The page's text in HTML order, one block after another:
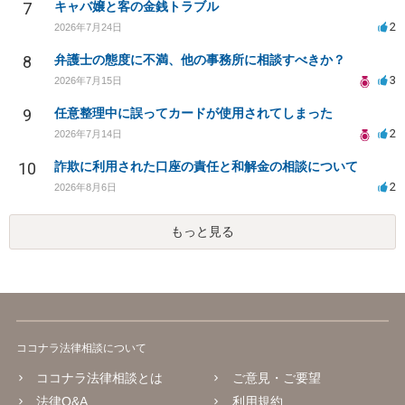
7 キャバ嬢と客の金銭トラブル
2026年7月24日 2
8 弁護士の態度に不満、他の事務所に相談すべきか？
2026年7月15日 3
9 任意整理中に誤ってカードが使用されてしまった
2026年7月14日 2
10 詐欺に利用された口座の責任と和解金の相談について
2026年8月6日 2
もっと見る
ココナラ法律相談について
ココナラ法律相談とは
法律Q&A
ご意見・ご要望
利用規約